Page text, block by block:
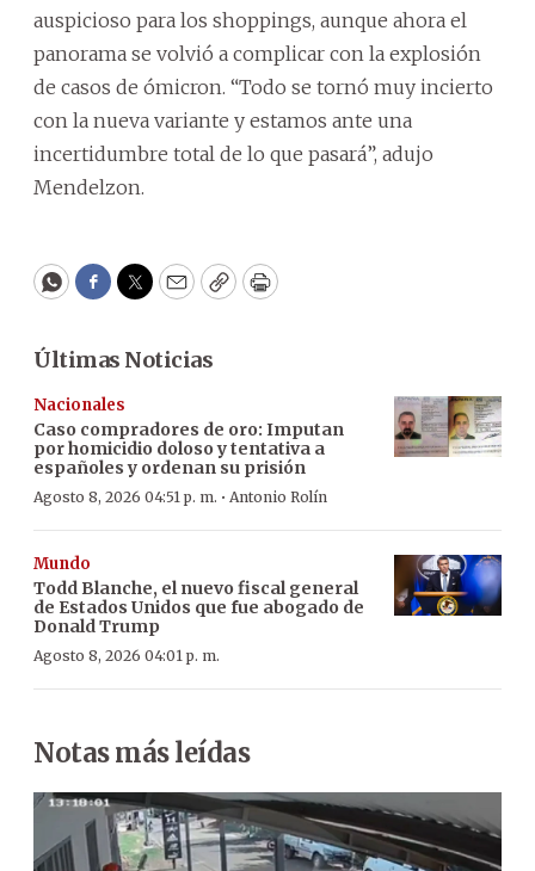
auspicioso para los shoppings, aunque ahora el
panorama se volvió a complicar con la explosión
de casos de ómicron. “Todo se tornó muy incierto
con la nueva variante y estamos ante una
incertidumbre total de lo que pasará”, adujo
Mendelzon.
WhatsApp
Facebook
Twitter
EmailCopyPrint
Últimas Noticias
Nacionales
Caso compradores de oro: Imputan
por homicidio doloso y tentativa a
españoles y ordenan su prisión
Agosto 8, 2026 04:51 p. m. · Antonio Rolín
Mundo
Todd Blanche, el nuevo fiscal general
de Estados Unidos que fue abogado de
Donald Trump
Agosto 8, 2026 04:01 p. m.
Notas más leídas